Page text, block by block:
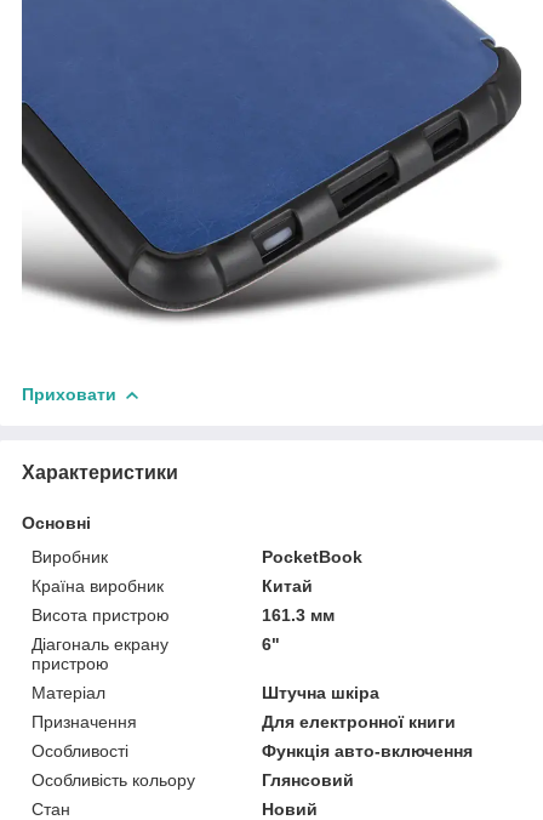
Приховати
Характеристики
Основні
Виробник
PocketBook
Країна виробник
Китай
Висота пристрою
161.3 мм
Діагональ екрану
пристрою
6"
Матеріал
Штучна шкіра
Призначення
Для електронної книги
Особливості
Функція авто-включення
Особливість кольору
Глянсовий
Стан
Новий